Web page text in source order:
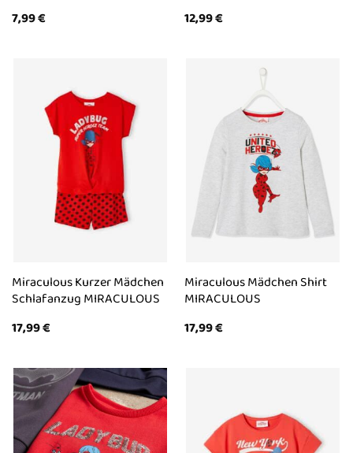
7,99€
12,99€
Miraculous Kurzer Mädchen
Schlafanzug MIRACULOUS
17,99€
Miraculous Mädchen Shirt
MIRACULOUS
17,99€